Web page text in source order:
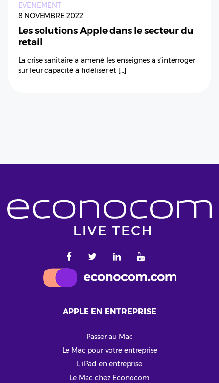
ÉVÈNEMENT
8 NOVEMBRE 2022
Les solutions Apple dans le secteur du
retail
La crise sanitaire a amené les enseignes à s’interroger
sur leur capacité à fidéliser et […]
APPLE EN ENTREPRISE
Passer au Mac
Le Mac pour votre entreprise
L’iPad en entreprise
Le Mac chez Econocom